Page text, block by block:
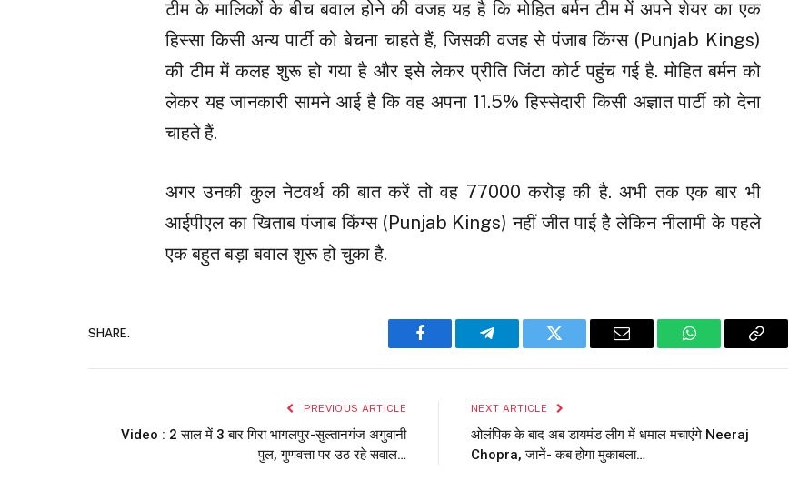
टीम के मालिकों के बीच बवाल होने की वजह यह है कि मोहित बर्मन टीम में अपने शेयर का एक
हिस्सा किसी अन्य पार्टी को बेचना चाहते हैं, जिसकी वजह से पंजाब किंग्स (Punjab Kings)
की टीम में कलह शुरू हो गया है और इसे लेकर प्रीति जिंटा कोर्ट पहुंच गई है. मोहित बर्मन को
लेकर यह जानकारी सामने आई है कि वह अपना 11.5% हिस्सेदारी किसी अज्ञात पार्टी को देना
चाहते हैं.
अगर उनकी कुल नेटवर्थ की बात करें तो वह 77000 करोड़ की है. अभी तक एक बार भी
आईपीएल का खिताब पंजाब किंग्स (Punjab Kings) नहीं जीत पाई है लेकिन नीलामी के पहले
एक बहुत बड़ा बवाल शुरू हो चुका है.
SHARE.
Facebook Telegram Twitter Email WhatsAppCopy
PREVIOUS ARTICLE
Video : 2 साल में 3 बार गिरा भागलपुर-सुल्तानगंज अगुवानी
पुल, गुणवत्ता पर उठ रहे सवाल…
NEXT ARTICLE
ओलंपिक के बाद अब डायमंड लीग में धमाल मचाएंगे Neeraj
Chopra, जानें- कब होगा मुकाबला…